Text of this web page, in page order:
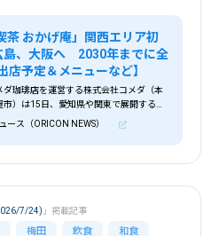
茶 おかげ庵」関西エリア初
島、大阪へ 2030年までに全
店予定＆メニューなど】
珈琲店を運営する株式会社コメダ（本
市）は15日、愛知県や関東で展開する
かげ庵」を、西日本エリアに初進出させ
2026年8月に広島県、冬には大阪府に
「おかげ庵」は、1999年2月に名古屋
くりと楽しめる和喫茶（なごみきっさ）
ース（ORICON NEWS）
梅田 飲食 和食
7/24) 」掲載記事